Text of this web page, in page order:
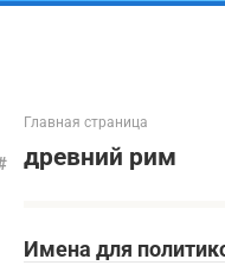
Главная страница
древний рим
Имена для